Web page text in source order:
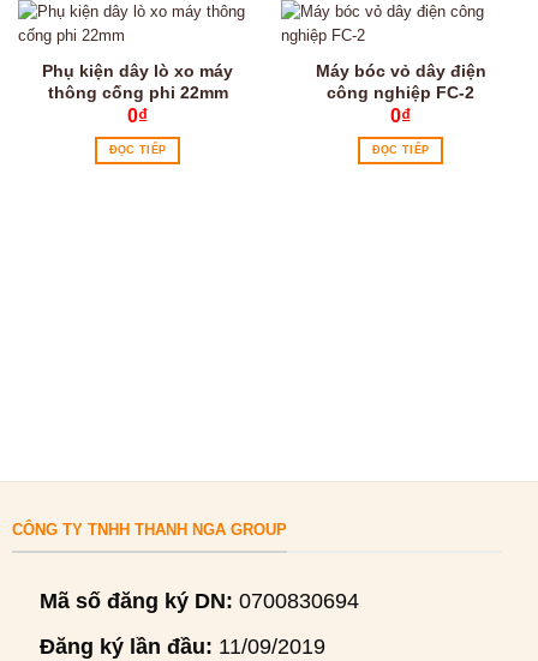
Phụ kiện dây lò xo máy
thông cống phi 22mm
0₫
ĐỌC TIẾP
Máy bóc vỏ dây điện
công nghiệp FC-2
0₫
ĐỌC TIẾP
CÔNG TY TNHH THANH NGA GROUP
Mã số đăng ký DN: 0700830694
Đăng ký lần đầu: 11/09/2019